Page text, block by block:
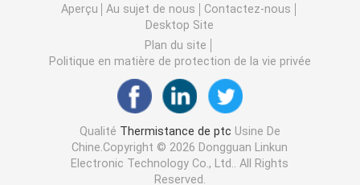
Le thermistore NTC de puissance
Capteur de température de NTC
Varistance CMS
Aperçu Au sujet de nous
Contactez-nous
Desktop Site
Plan du site
Politique en matière de protection de la vie privée
Qualité Thermistance de ptc Usine De
Chine.Copyright © 2026 Dongguan Linkun
Electronic Technology Co., Ltd.. All Rights
Reserved.